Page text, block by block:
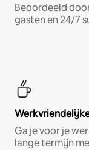
Beoordeeld
gasten en 24/7
Ga je voor je
lange termijn